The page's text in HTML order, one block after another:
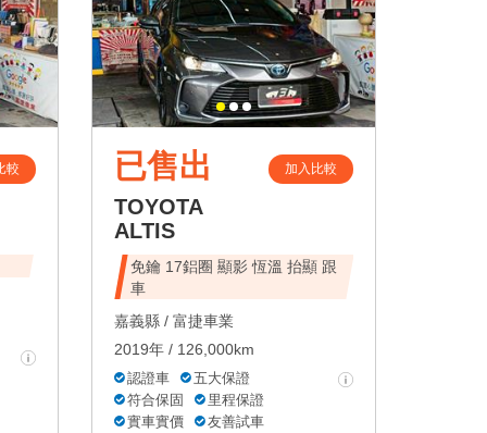
較 已售出 加入比較
TOYOTA
ALTIS
免鑰 17鋁圈 顯影 恆溫 抬顯 跟
車
嘉義縣 / 富捷車業
2019年 / 126,000km
認證車
五大保證
符合保固
里程保證
實車實價
友善試車